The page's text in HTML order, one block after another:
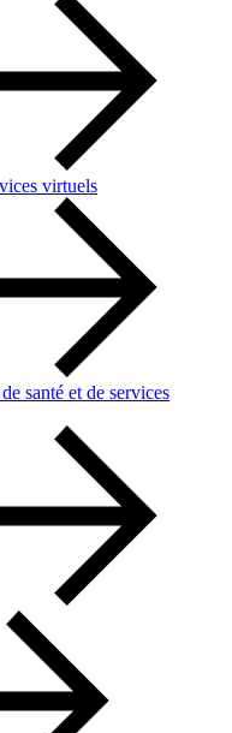
virtuels
santé et de services